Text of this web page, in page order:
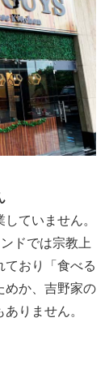
ていません。
ドでは宗教上
ており「食べる
めか、吉野家の
りません。